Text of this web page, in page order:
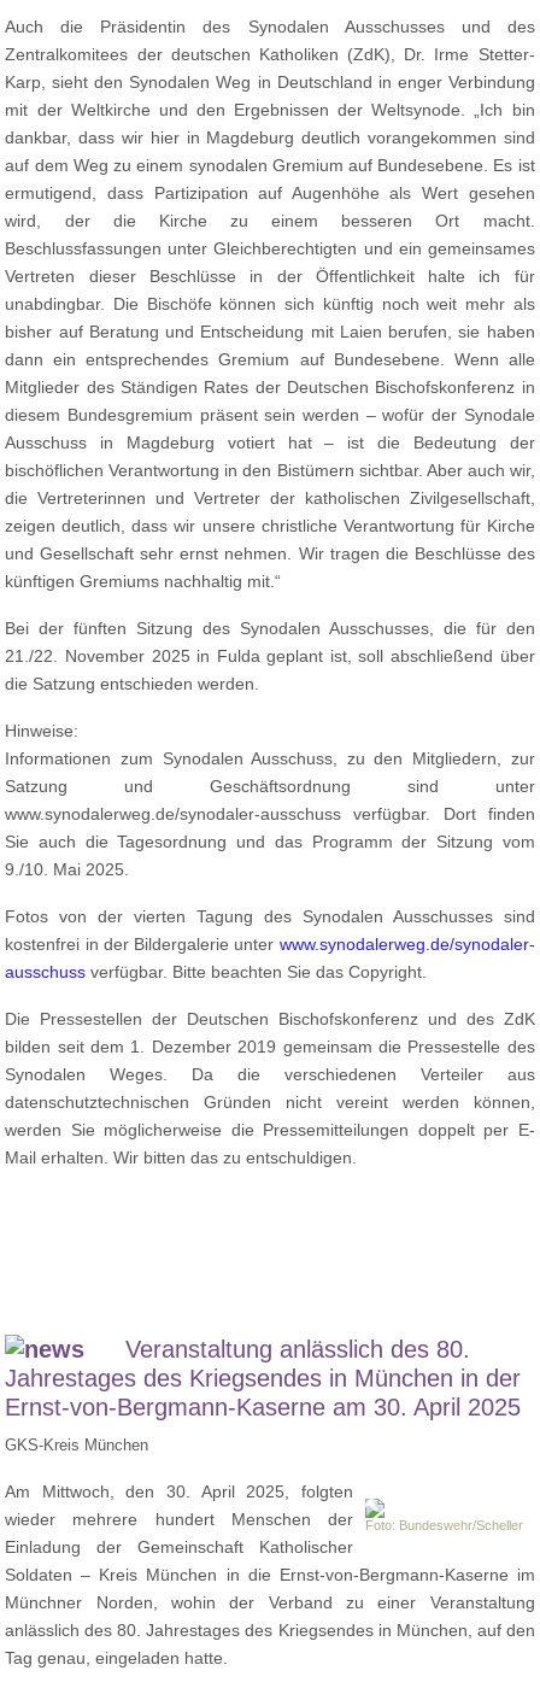
Auch die Präsidentin des Synodalen Ausschusses und des
Zentralkomitees der deutschen Katholiken (ZdK), Dr. Irme Stetter-
Karp, sieht den Synodalen Weg in Deutschland in enger Verbindung
mit der Weltkirche und den Ergebnissen der Weltsynode. „Ich bin
dankbar, dass wir hier in Magdeburg deutlich vorangekommen sind
auf dem Weg zu einem synodalen Gremium auf Bundesebene. Es ist
ermutigend, dass Partizipation auf Augenhöhe als Wert gesehen
wird, der die Kirche zu einem besseren Ort macht.
Beschlussfassungen unter Gleichberechtigten und ein gemeinsames
Vertreten dieser Beschlüsse in der Öffentlichkeit halte ich für
unabdingbar. Die Bischöfe können sich künftig noch weit mehr als
bisher auf Beratung und Entscheidung mit Laien berufen, sie haben
dann ein entsprechendes Gremium auf Bundesebene. Wenn alle
Mitglieder des Ständigen Rates der Deutschen Bischofskonferenz in
diesem Bundesgremium präsent sein werden – wofür der Synodale
Ausschuss in Magdeburg votiert hat – ist die Bedeutung der
bischöflichen Verantwortung in den Bistümern sichtbar. Aber auch wir,
die Vertreterinnen und Vertreter der katholischen Zivilgesellschaft,
zeigen deutlich, dass wir unsere christliche Verantwortung für Kirche
und Gesellschaft sehr ernst nehmen. Wir tragen die Beschlüsse des
künftigen Gremiums nachhaltig mit.“
Bei der fünften Sitzung des Synodalen Ausschusses, die für den
21./22. November 2025 in Fulda geplant ist, soll abschließend über
die Satzung entschieden werden.
Hinweise:
Informationen zum Synodalen Ausschuss, zu den Mitgliedern, zur
Satzung und Geschäftsordnung sind unter
www.synodalerweg.de/synodaler-ausschuss verfügbar. Dort finden
Sie auch die Tagesordnung und das Programm der Sitzung vom
9./10. Mai 2025.
Fotos von der vierten Tagung des Synodalen Ausschusses sind
kostenfrei in der Bildergalerie unter www.synodalerweg.de/synodaler-
ausschuss verfügbar. Bitte beachten Sie das Copyright.
Die Pressestellen der Deutschen Bischofskonferenz und des ZdK
bilden seit dem 1. Dezember 2019 gemeinsam die Pressestelle des
Synodalen Weges. Da die verschiedenen Verteiler aus
datenschutztechnischen Gründen nicht vereint werden können,
werden Sie möglicherweise die Pressemitteilungen doppelt per E-
Mail erhalten. Wir bitten das zu entschuldigen.
Veranstaltung anlässlich des 80.
Jahrestages des Kriegsendes in München in der
Ernst-von-Bergmann-Kaserne am 30. April 2025
GKS-Kreis München
Foto: Bundeswehr/Scheller
Am Mittwoch, den 30. April 2025, folgten
wieder mehrere hundert Menschen der
Einladung der Gemeinschaft Katholischer
Soldaten – Kreis München in die Ernst-von-Bergmann-Kaserne im
Münchner Norden, wohin der Verband zu einer Veranstaltung
anlässlich des 80. Jahrestages des Kriegsendes in München, auf den
Tag genau, eingeladen hatte.